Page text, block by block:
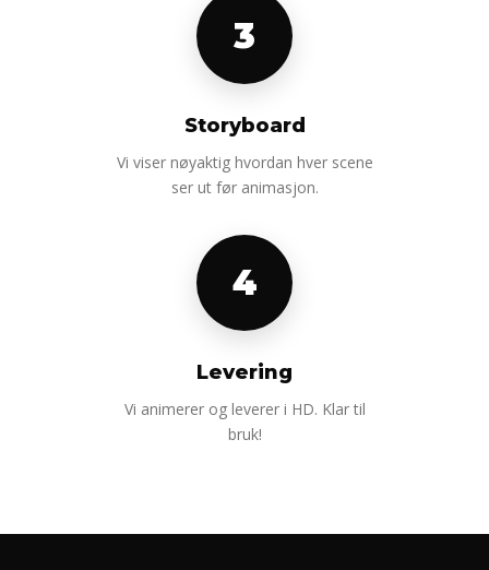
3
Storyboard
Vi viser nøyaktig hvordan hver scene
ser ut før animasjon.
4
Levering
Vi animerer og leverer i HD. Klar til
bruk!